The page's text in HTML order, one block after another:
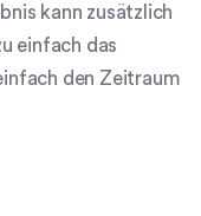
kann zusätzlich
einfach das
den Zeitraum